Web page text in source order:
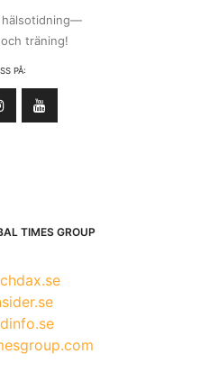
hälsotidning—
träning!
PÅ:
TIMES GROUP